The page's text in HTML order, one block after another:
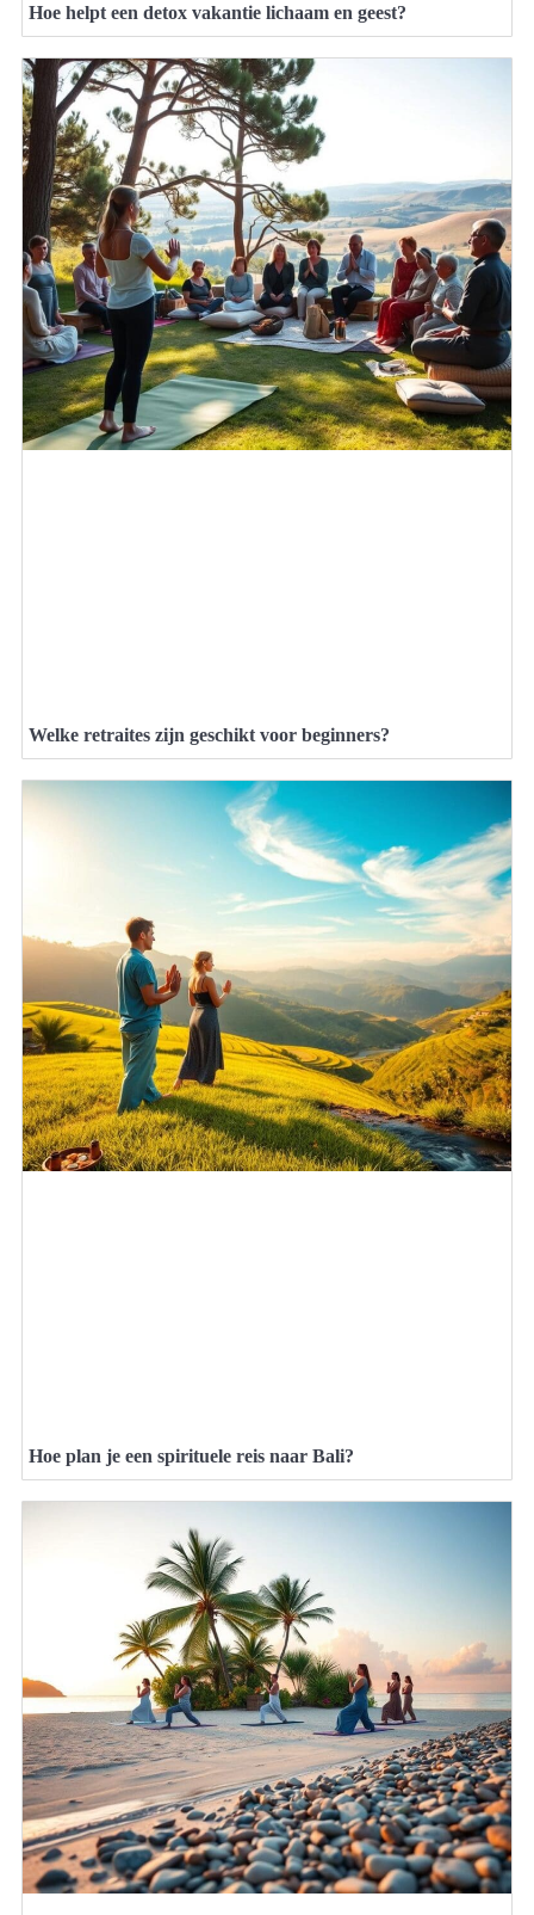
Hoe helpt een detox vakantie lichaam en geest?
Welke retraites zijn geschikt voor beginners?
Hoe plan je een spirituele reis naar Bali?